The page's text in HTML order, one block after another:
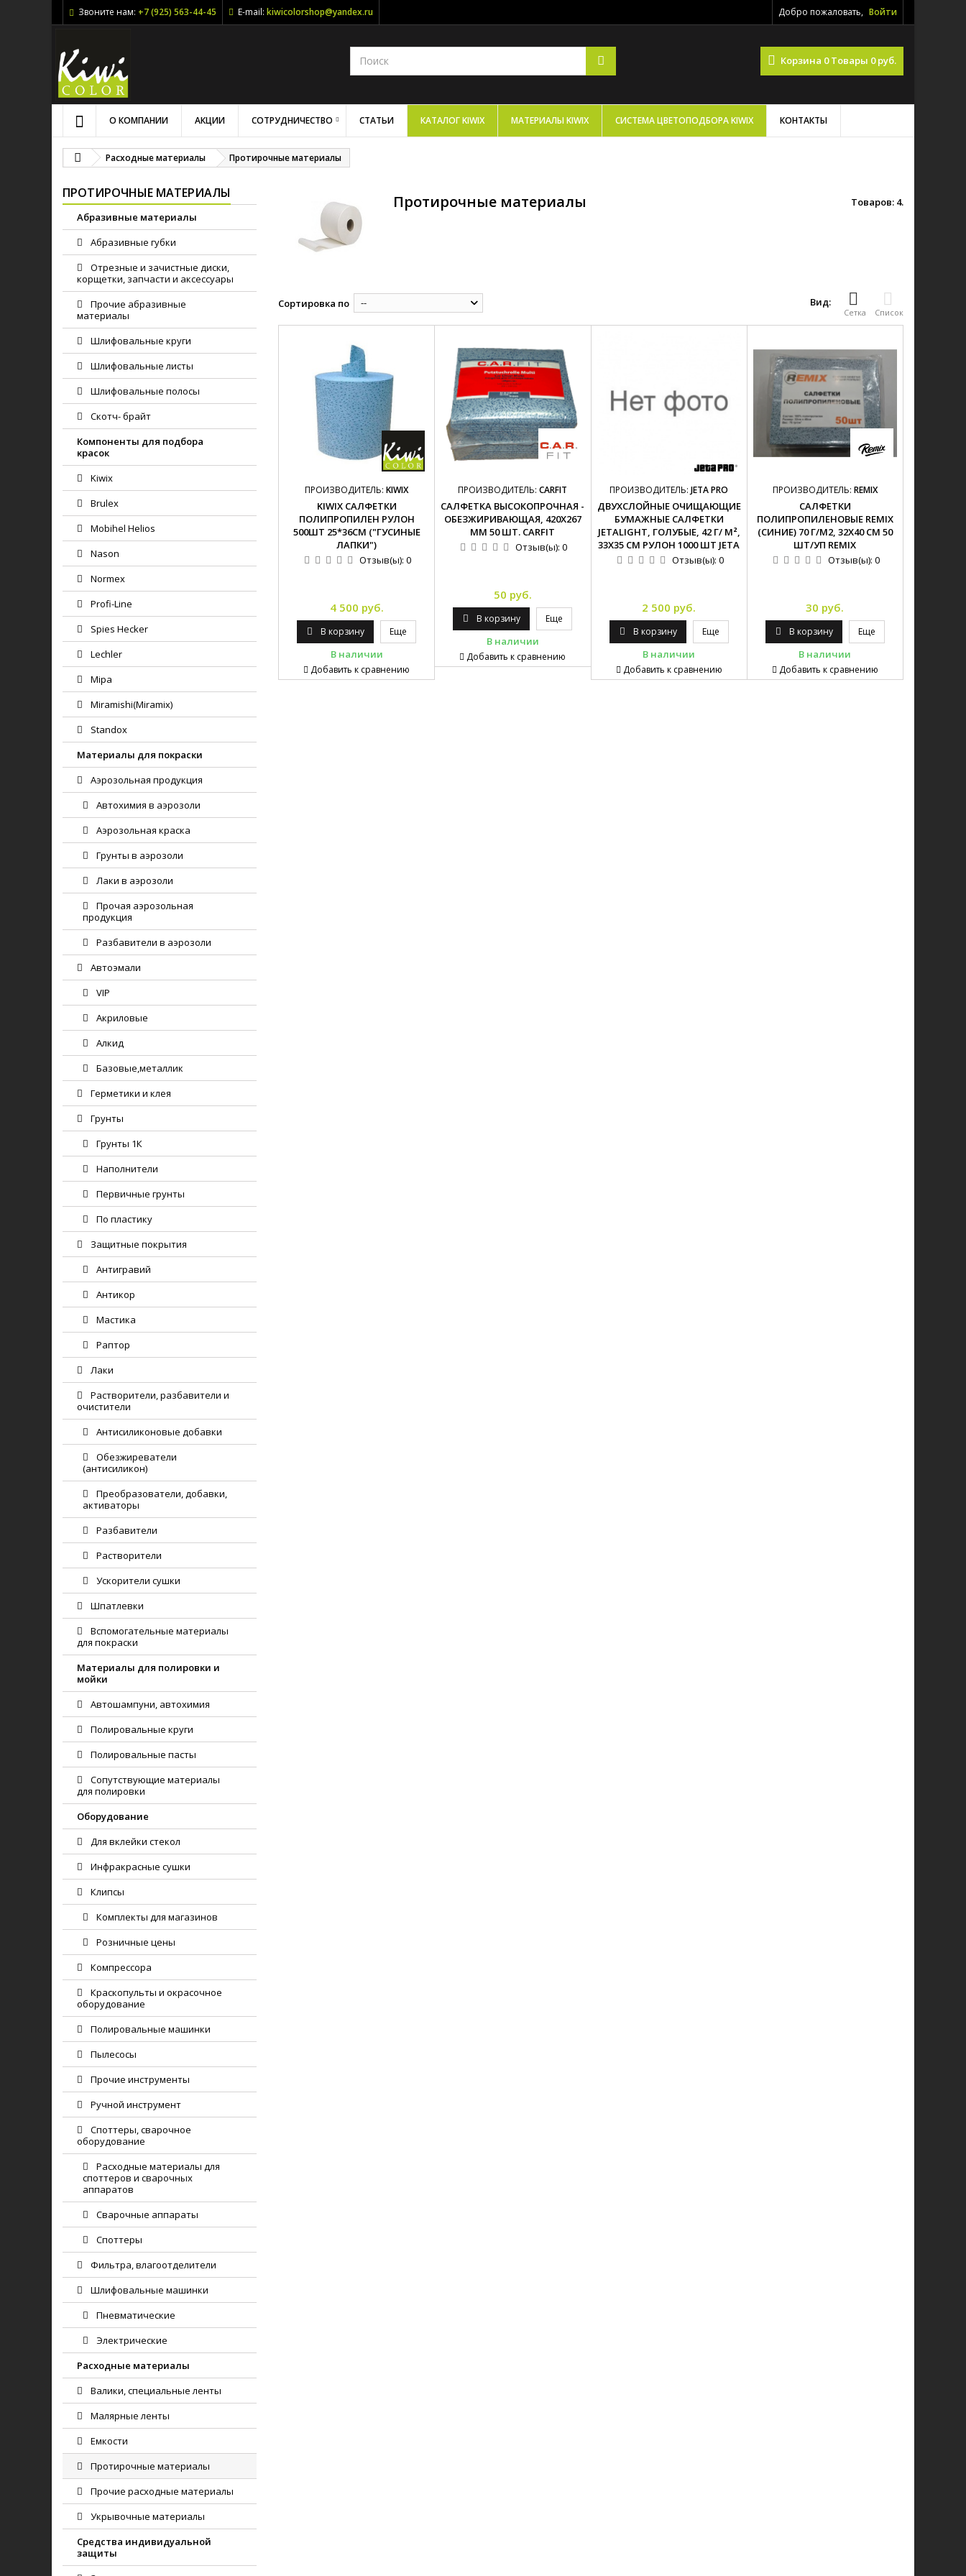
Добро пожаловать, Войти
Звоните нам: +7 (925) 563-44-45 E-mail: kiwicolorshop@yandex.ru
Корзина 0 Товары 0 руб.
О КОМПАНИИ АКЦИИ СОТРУДНИЧЕСТВО СТАТЬИ КАТАЛОГ KIWIX МАТЕРИАЛЫ KIWIX СИСТЕМА ЦВЕТОПОДБОРА KIWIX КОНТАКТЫ
Расходные материалы Протирочные материалы
ПРОТИРОЧНЫЕ МАТЕРИАЛЫ
Абразивные материалы
Абразивные губки
Отрезные и зачистные диски,
корщетки, запчасти и аксессуары
Прочие абразивные
материалы
Шлифовальные круги
Шлифовальные листы
Шлифовальные полосы
Скотч- брайт
Компоненты для подбора
красок
Kiwix
Brulex
Mobihel Helios
Nason
Normex
Profi-Line
Spies Hecker
Lechler
Mipa
Miramishi(Miramix)
Standox
Материалы для покраски
Аэрозольная продукция
Автохимия в аэрозоли
Аэрозольная краска
Грунты в аэрозоли
Лаки в аэрозоли
Прочая аэрозольная
продукция
Разбавители в аэрозоли
Автоэмали
VIP
Акриловые
Алкид
Базовые,металлик
Герметики и клея
Грунты
Грунты 1К
Наполнители
Первичные грунты
По пластику
Защитные покрытия
Антигравий
Антикор
Мастика
Раптор
Лаки
Растворители, разбавители и
очистители
Антисиликоновые добавки
Обезжиреватели
(антисиликон)
Преобразователи, добавки,
активаторы
Разбавители
Растворители
Ускорители сушки
Шпатлевки
Вспомогательные материалы
для покраски
Материалы для полировки и
мойки
Автошампуни, автохимия
Полировальные круги
Полировальные пасты
Сопутствующие материалы
для полировки
Оборудование
Для вклейки стекол
Инфракрасные сушки
Клипсы
Комплекты для магазинов
Розничные цены
Компрессора
Краскопульты и окрасочное
оборудование
Полировальные машинки
Пылесосы
Прочие инструменты
Ручной инструмент
Споттеры, сварочное
оборудование
Расходные материалы для
споттеров и сварочных
аппаратов
Сварочные аппараты
Споттеры
Фильтра, влагоотделители
Шлифовальные машинки
Пневматические
Электрические
Расходные материалы
Валики, специальные ленты
Малярные ленты
Емкости
Протирочные материалы
Прочие расходные материалы
Укрывочные материалы
Средства индивидуальной
защиты
Протирочные материалы Товаров: 4.
Вид:
Сетка Список
Сортировка по --
ПРОИЗВОДИТЕЛЬ:KIWIX
KIWIX САЛФЕТКИ
ПОЛИПРОПИЛЕН РУЛОН
500ШТ 25*36СМ ("ГУСИНЫЕ
ЛАПКИ")
Отзыв(ы):0
4 500 руб.
В корзину Еще
В наличии
Добавить к сравнению
ПРОИЗВОДИТЕЛЬ:CARFIT
САЛФЕТКА ВЫСОКОПРОЧНАЯ -
ОБЕЗЖИРИВАЮЩАЯ, 420Х267
ММ 50 ШТ. CARFIT
Отзыв(ы):0
50 руб.
В корзину Еще
В наличии
Добавить к сравнению
ПРОИЗВОДИТЕЛЬ:JETA PRO
ДВУХСЛОЙНЫЕ ОЧИЩАЮЩИЕ
БУМАЖНЫЕ САЛФЕТКИ
JETALIGHT, ГОЛУБЫЕ, 42 Г/ М²,
33Х35 СМ РУЛОН 1000 ШТ JETA
Отзыв(ы): 0
2 500 руб.
В корзину Еще
В наличии
Добавить к сравнению
ПРОИЗВОДИТЕЛЬ: REMIX
САЛФЕТКИ
ПОЛИПРОПИЛЕНОВЫЕ REMIX
(СИНИЕ) 70 Г/М2, 32Х40 СМ 50
ШТ/УП REMIX
Отзыв(ы): 0
30 руб.
В корзину Еще
В наличии
Добавить к сравнению